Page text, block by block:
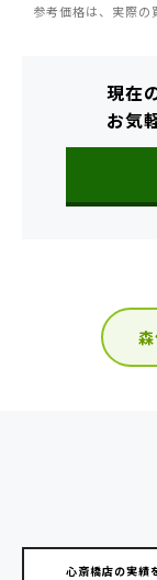
参考価格は、実際の
現在
お気
心斎橋店の実績